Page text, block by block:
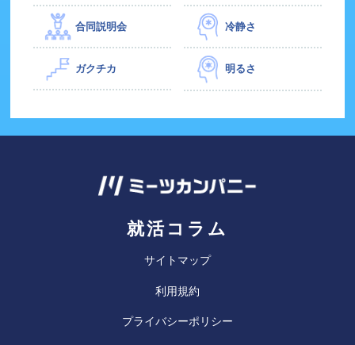
合同説明会 冷静さ
ガクチカ 明るさ
就活コラム
サイトマップ
利用規約
プライバシーポリシー